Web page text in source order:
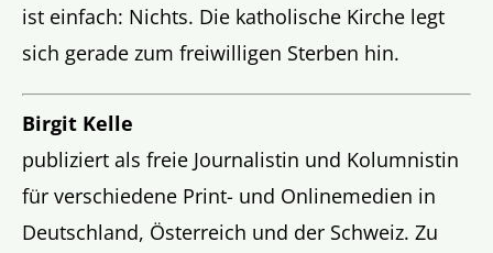
ist einfach: Nichts. Die katholische Kirche legt
sich gerade zum freiwilligen Sterben hin.
Birgit Kelle
publiziert als freie Journalistin und Kolumnistin
für verschiedene Print- und Onlinemedien in
Deutschland, Österreich und der Schweiz. Zu